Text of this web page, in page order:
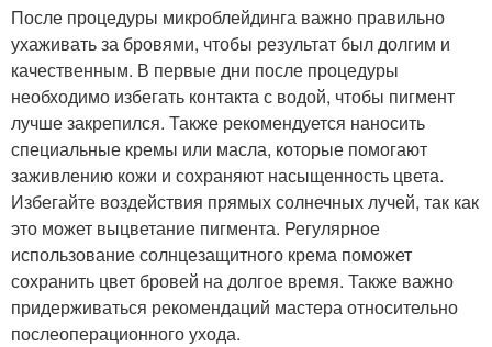
После процедуры микроблейдинга важно правильно
ухаживать за бровями, чтобы результат был долгим и
качественным. В первые дни после процедуры
необходимо избегать контакта с водой, чтобы пигмент
лучше закрепился. Также рекомендуется наносить
специальные кремы или масла, которые помогают
заживлению кожи и сохраняют насыщенность цвета.
Избегайте воздействия прямых солнечных лучей, так как
это может выцветание пигмента. Регулярное
использование солнцезащитного крема поможет
сохранить цвет бровей на долгое время. Также важно
придерживаться рекомендаций мастера относительно
послеоперационного ухода.